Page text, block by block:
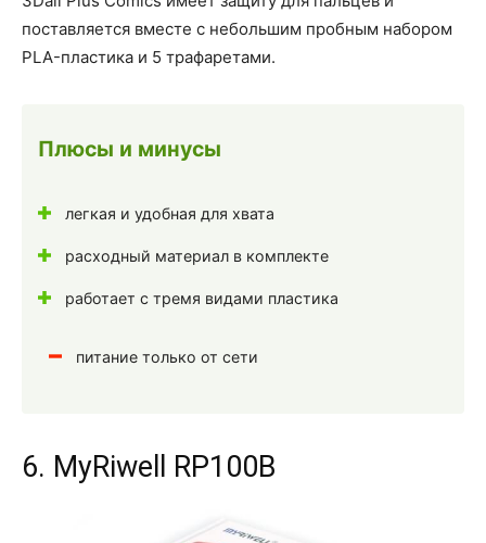
поставляется вместе с небольшим пробным набором
PLA-пластика и 5 трафаретами.
Плюсы и минусы
легкая и удобная для хвата
расходный материал в комплекте
работает с тремя видами пластика
питание только от сети
6. MyRiwell RP100B